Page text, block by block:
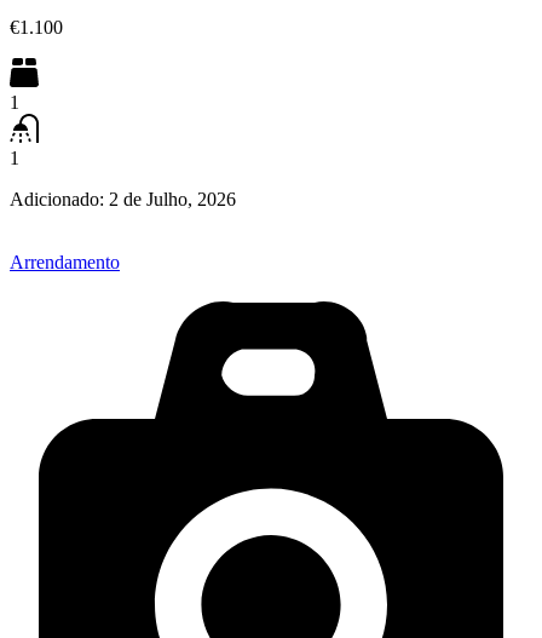
€1.100
1
1
Adicionado: 2 de Julho, 2026
Arrendamento